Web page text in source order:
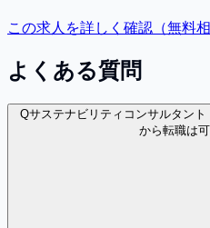
この求人を詳しく確認（無料相
よくある質問
Qサステナビリティコンサルタン
から転職は